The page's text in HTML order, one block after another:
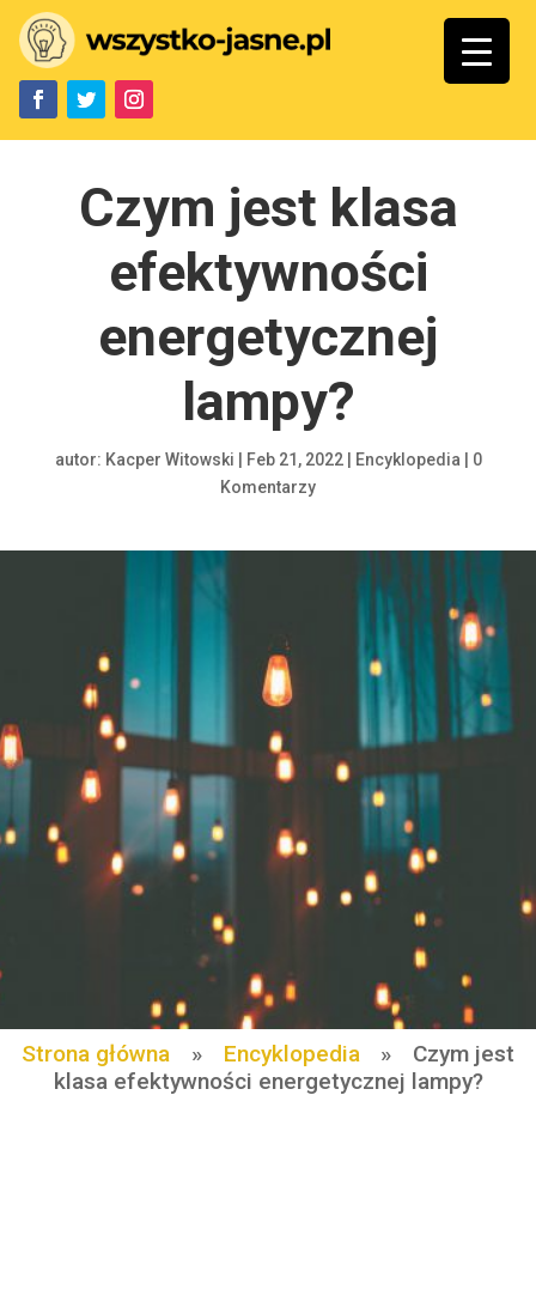
Czym jest klasa
efektywności
energetycznej
lampy?
autor: Kacper Witowski | Feb 21, 2022| Encyklopedia | 0
Komentarzy
Strona główna » Encyklopedia »
Czym jest
klasa efektywności energetycznej lampy?